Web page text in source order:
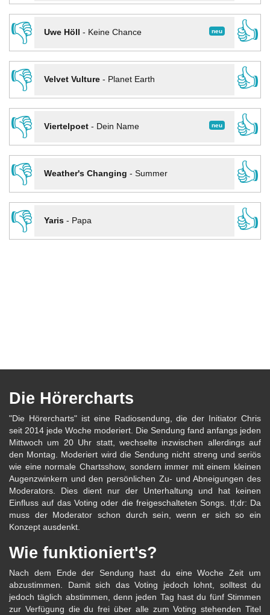
👎
neu
Uwe Höll - Keine Chance
👍
👎
Velvet Vulture- Planet Earth
👍
👎
neu
Viertelpoet- Dein Name
👍
👎
Weather's Changing - Summer
👍
👎
Yaris- Papa 👍
Die Hörercharts
"Die Hörercharts" ist eine Radiosendung, die der Initiator Chris
seit 2014 jede Woche moderiert. Die Sendung fand anfangs jeden
Mittwoch um 20 Uhr statt, wechselte inzwischen allerdings auf
den Montag. Moderiert wird die Sendung nicht streng und seriös
wie eine normale Chartsshow, sondern immer mit einem kleinen
Augenzwinkern und den persönlichen Zu- und Abneigungen des
Moderators. Dies dient nur der Unterhaltung und hat keinen
Einfluss auf das Voting oder die freigeschalteten Songs. tl;dr: Da
muss der Moderator schon durch sein, wenn er sich so ein
Konzept ausdenkt.
Wie funktioniert's?
Nach dem Ende der Sendung hast du eine Woche Zeit um
abzustimmen. Damit sich das Voting jedoch lohnt, solltest du
jedoch täglich abstimmen, denn jeden Tag hast du fünf Stimmen
zur Verfügung die du frei über alle zum Voting stehenden Titel